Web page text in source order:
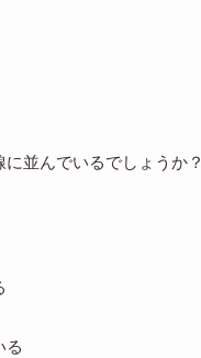
並んでいるでしょうか？
る